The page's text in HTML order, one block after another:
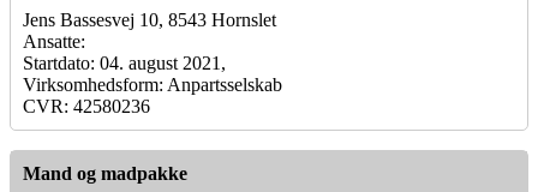
Jens Bassesvej 10, 8543 Hornslet
Ansatte:
Startdato: 04. august 2021,
Virksomhedsform: Anpartsselskab
CVR: 42580236
Mand og madpakke